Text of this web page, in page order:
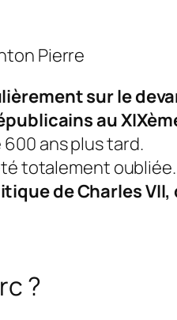
sur le
au
ans plus tard.
totalement
de Charles
?